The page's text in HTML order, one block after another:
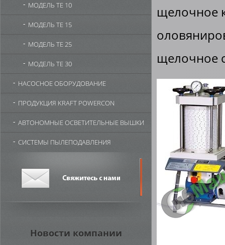
МОДЕЛЬ TE 10
МОДЕЛЬ TE 15
МОДЕЛЬ TE 25
МОДЕЛЬ TE 30
НАСОСНОЕ ОБОРУДОВАНИЕ
ПРОДУКЦИЯ KRAFT POWERCON
АВТОНОМНЫЕ ОСВЕТИТЕЛЬНЫЕ ВЫШКИ
СИСТЕМЫ ПЫЛЕПОДАВЛЕНИЯ
Новости компании
щелочное
щелочное